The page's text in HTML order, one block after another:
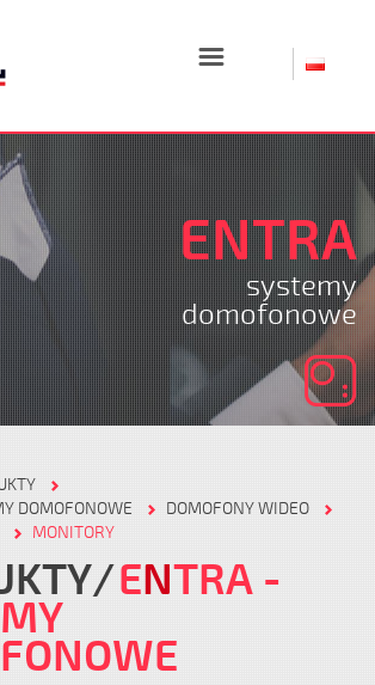
☰
ENTRA
systemy
domofonowe
DOMOFONOWE
DOMOFONY WIDEO
MONITORY
ENTRA -